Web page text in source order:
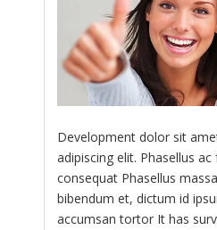
Development dolor sit
adipiscing elit. Phasellus
consequat Phasellus
bibendum et, dictum id
accumsan tortor It has